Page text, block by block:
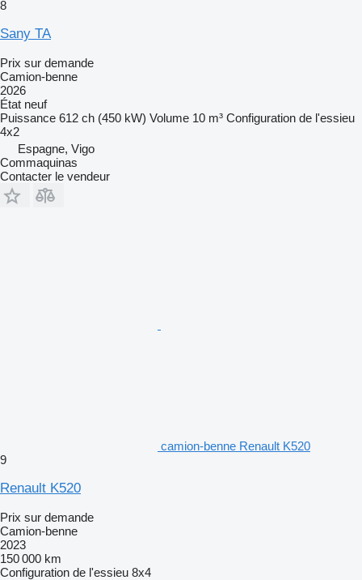
8
Sany TA
Prix sur demande
Camion-benne
2026
État neuf
Puissance 612 ch (450 kW) Volume 10 m³ Configuration de l'essieu
4x2
Espagne, Vigo
Commaquinas
Contacter le vendeur
camion-benne Renault K520
9
Renault K520
Prix sur demande
Camion-benne
2023
150 000 km
Configuration de l'essieu 8x4